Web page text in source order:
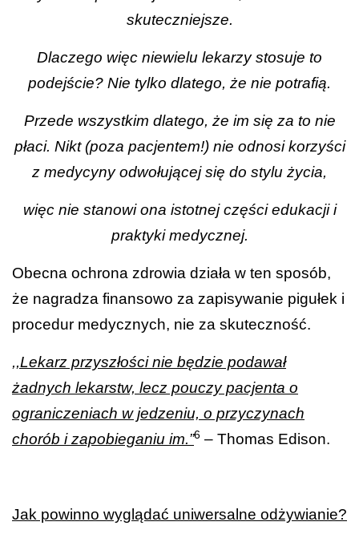
skuteczniejsze.
Dlaczego więc niewielu lekarzy stosuje to
podejście? Nie tylko dlatego, że nie potrafią.
Przede wszystkim dlatego, że im się za to nie
płaci. Nikt (poza pacjentem!) nie odnosi korzyści
z medycyny odwołującej się do stylu życia,
więc nie stanowi ona istotnej części edukacji i
praktyki medycznej.
Obecna ochrona zdrowia działa w ten sposób,
że nagradza finansowo za zapisywanie pigułek i
procedur medycznych, nie za skuteczność.
,,Lekarz przyszłości nie będzie podawał
żadnych lekarstw, lecz pouczy pacjenta o
ograniczeniach w jedzeniu, o przyczynach
chorób i zapobieganiu im.”6 – Thomas Edison.
Jak powinno wyglądać uniwersalne odżywianie?